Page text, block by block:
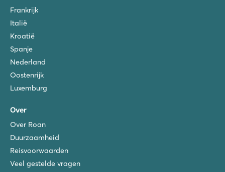
Frankrijk
Italië
Kroatië
Spanje
Nederland
Oostenrijk
Luxemburg
Over
Over Roan
Duurzaamheid
Reisvoorwaarden
Veel gestelde vragen